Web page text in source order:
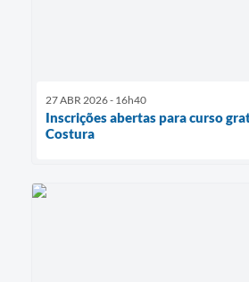
27 ABR 2026 - 16h40
Inscrições abertas para curso
Costura